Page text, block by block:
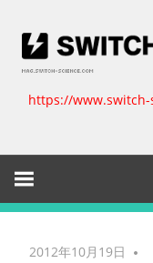
ッ
https://www.switch-
2012年10月19日